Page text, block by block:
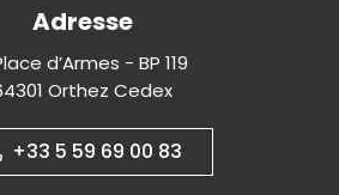
Adresse
d’Armes - BP 119
Orthez Cedex
+33 5 59 69 00 83